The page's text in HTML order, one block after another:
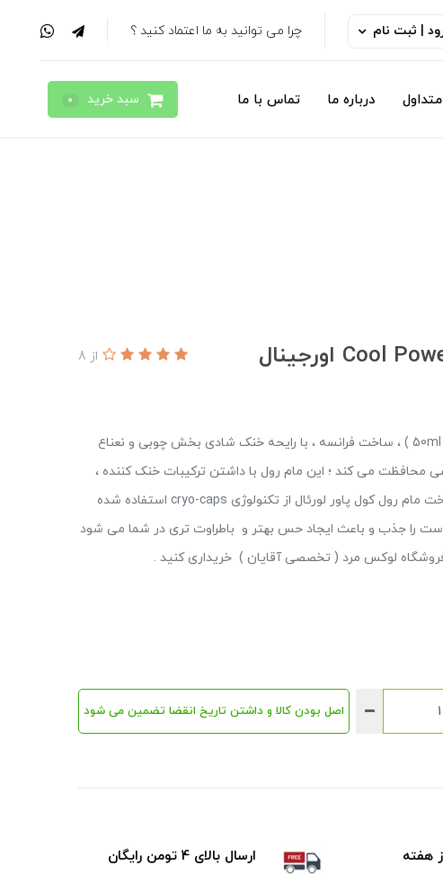
| ثبت نام چرا می توانید به ما اعتماد کنید ؟
درباره ما تماس با ما سبد خرید 0
از 8
مام رول مردانه لورآل مدل Cool Power ( سایز : 50ml ) ، ساخت فرانسه ، با رایحه خنک شادی بخش چوبی و نعناع
محافظت می کند ؛ این مام رول با داشتن ترکیبات خنک کننده ،
اثری 48 ساعته و ضد تعریق دارد . در فرمول ساخت مام رول کول پاور لورئال از تکنولوژی cryo-caps استفاده شده
را جذب و باعث ایجاد حس بهتر و باطراوت تری در شما می شود
فروشگاه لوکس مرد ( تخصصی آقایان ) خریداری کنید .
اصل بودن کالا و داشتن تاریخ انقضا تضمین می شود
ارسال بالای 4 تومن رایگان